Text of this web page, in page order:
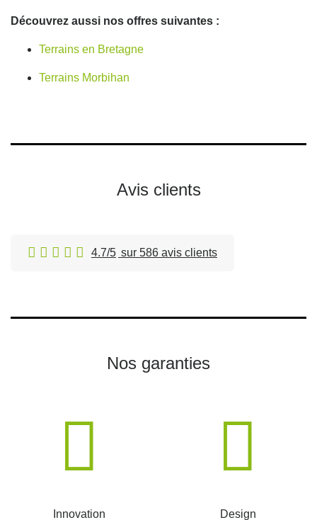
Découvrez aussi nos offres suivantes :
Terrains en Bretagne
Terrains Morbihan
Avis clients
4.7/5 sur 586 avis clients
Nos garanties
Innovation Design